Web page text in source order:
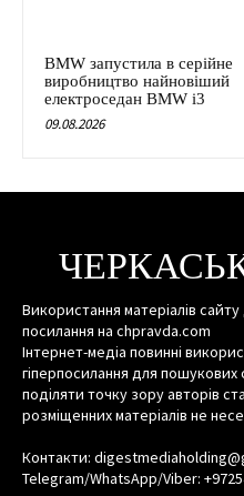
BMW запустила в серійне
виробництво найновіший
електроседан BMW i3
09.08.2026
Використання матеріалів
посилання на chpravda.com
Інтернет-медіа повинні
гіперпосилання для
поділяти точку зору авторів
розміщенних матеріалів не
Контакти:
Telegram/WhatsApp/Viber: